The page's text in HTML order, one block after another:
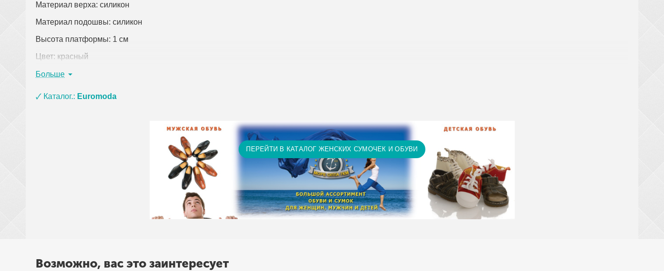
Материал верха: силикон
Материал подошвы: силикон
Высота платформы: 1 см
Цвет: красный
Страна-производитель: Китай
сумки, покрывала, постельное белье, полотенца и т.д.)
Больше
🗸 Каталог.: Euromoda
ПЕРЕЙТИ В КАТАЛОГ ЖЕНСКИХ СУМОЧЕК И ОБУВИ
Возможно, вас это заинтересует